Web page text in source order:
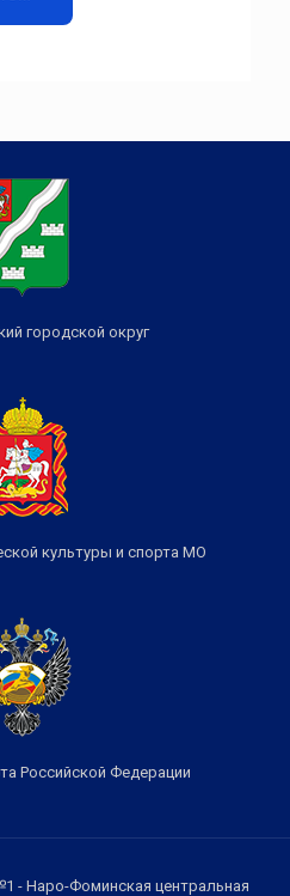
городской округ
культуры и спорта МО
Российской Федерации
- Наро-Фоминская центральная